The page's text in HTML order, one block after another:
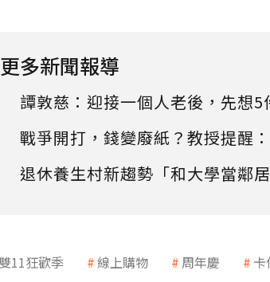
更多新聞報導
譚敦慈：迎接一個人老後，先想5
戰爭開打，錢變廢紙？教授提醒
退休養生村新趨勢「和大學當鄰
11狂歡季 線上購物 周年慶 卡